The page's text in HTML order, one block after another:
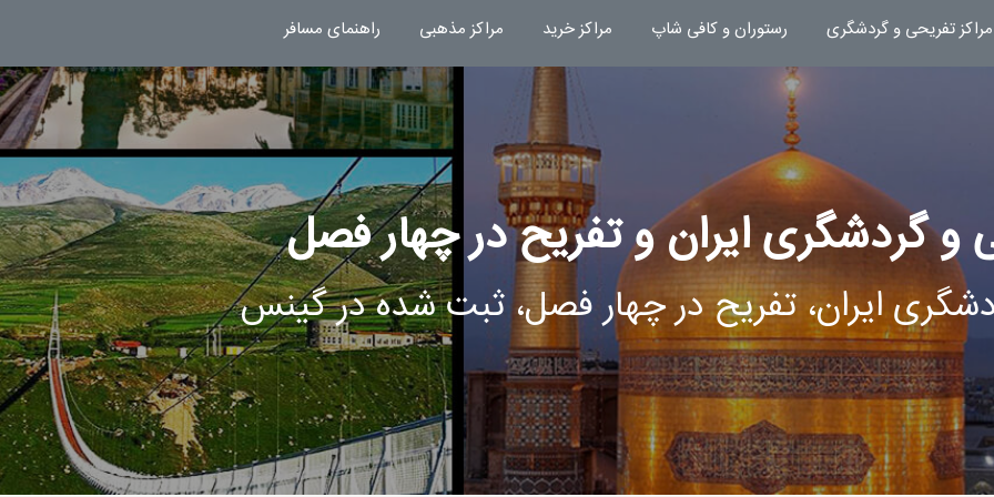
مراکز تفریحی و گردشگری رستوران و کافی شاپ مراکز خرید مراکز مذهبی راهنمای مسافر
و گردشگری ایران و تفریح در چهار فصل
ایران، تفریح در چهار فصل، ثبت شده در گینس